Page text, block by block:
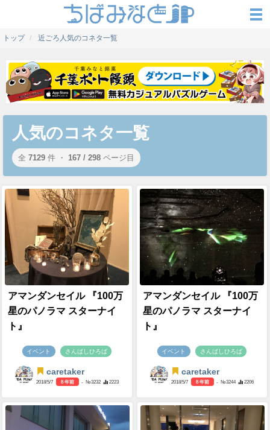
トップ 近ごろ人気のコネタ一覧
人気のコネタ一覧
全 7129 件 ・ 167 / 298 ページ目
アマンダンセイル 『100万
星のパノラマ スターナイ
ト』
イベント さんばしひろば
caretaker
2018/5/7 8 年前 - №3232 2223
アマンダンセイル 『100万
星のパノラマ スターナイ
ト』
イベント さんばしひろば
caretaker
2018/5/7 8 年前 - №3244 2206